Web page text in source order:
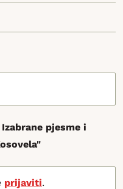
pjesme i
prijaviti.